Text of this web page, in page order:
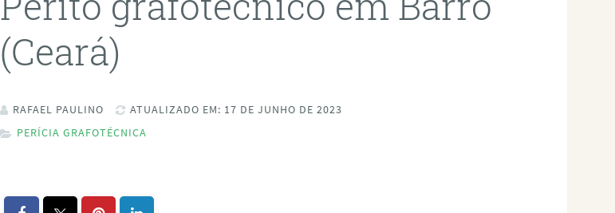
(Ceará)
RAFAEL PAULINO
ATUALIZADO EM: 17 DE JUNHO DE 2023
PERÍCIA GRAFOTÉCNICA